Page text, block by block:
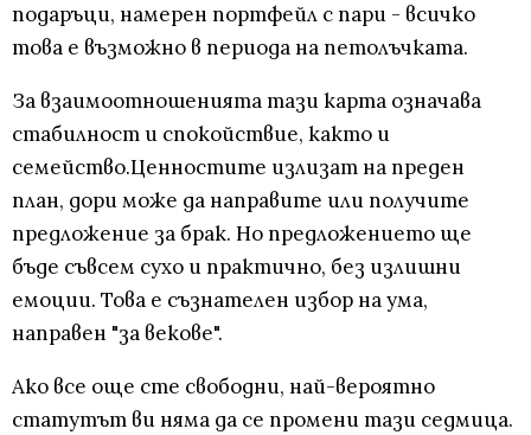
подаръци, намерен портфейл с пари - всичко
това е възможно в периода на петолъчката.
За взаимоотношенията тази карта означава
стабилност и спокойствие, както и
семейство.Ценностите излизат на преден
план, дори може да направите или получите
предложение за брак. Но предложението ще
бъде съвсем сухо и практично, без излишни
емоции. Това е съзнателен избор на ума,
направен "за векове".
Ако все още сте свободни, най-вероятно
статутът ви няма да се промени тази седмица.